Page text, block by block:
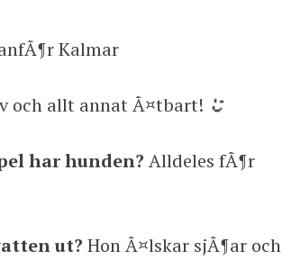
Kalmar
och allt annat Ã¤tbart!
har hunden? Alldeles fÃ¶r
ut? Hon Ã¤lskar sjÃ¶ar och